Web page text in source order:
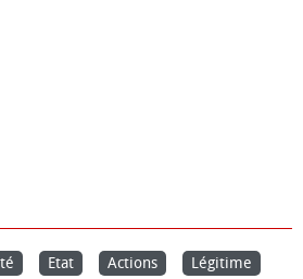
Etat Actions Légitime